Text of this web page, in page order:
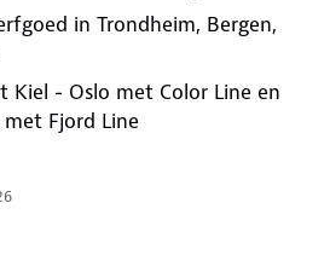
in Trondheim, Bergen,
Kiel - Oslo met Color Line en
Fjord Line